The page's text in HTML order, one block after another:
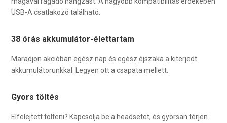
USB-A csatlakozó található.
38 órás akkumulátor-élettartam
Maradjon akcióban egész nap és egész éjszaka a kiterjedt
akkumulátorunkkal. Legyen ott a csapata mellett.
Gyors töltés
Elfelejtett tölteni? Kapcsolja be a headsetet, és gyorsan térjen